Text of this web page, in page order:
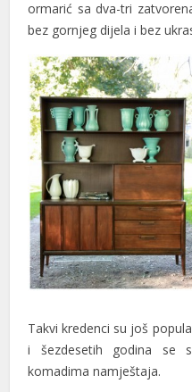
Panel
panel
Oku
panel
panel
panel
Panel
ormarić sa dva-tri
bez gornjeg dijela i bez
Takvi kredenci su još
i šezdesetih godina se
komadima namještaja.